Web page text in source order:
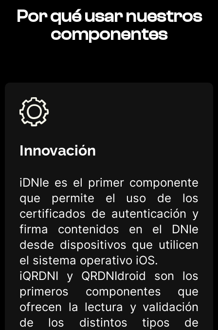
Por qué usar nuestros
componentes
Innovación
iDNIe es el primer componente
que permite el uso de los
certificados de autenticación y
firma contenidos en el DNIe
desde dispositivos que utilicen
el sistema operativo iOS.
iQRDNI y QRDNIdroid son los
primeros componentes que
ofrecen la lectura y validación
de los distintos tipos de